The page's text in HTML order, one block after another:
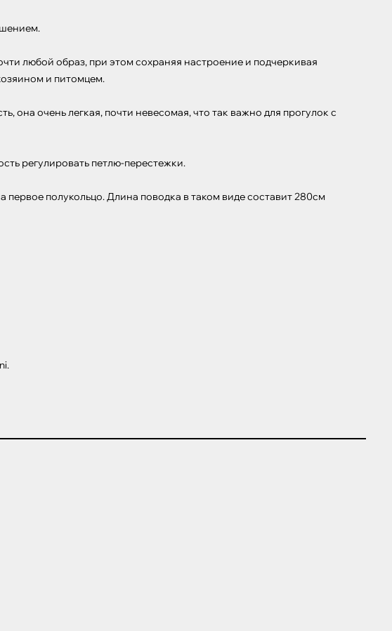
любой образ, при этом сохраняя настроение и подчеркивая
и питомцем.
она очень легкая, почти невесомая, что так важно для прогулок с
регулировать петлю-перестежки.
полукольцо. Длина поводка в таком виде составит 280см